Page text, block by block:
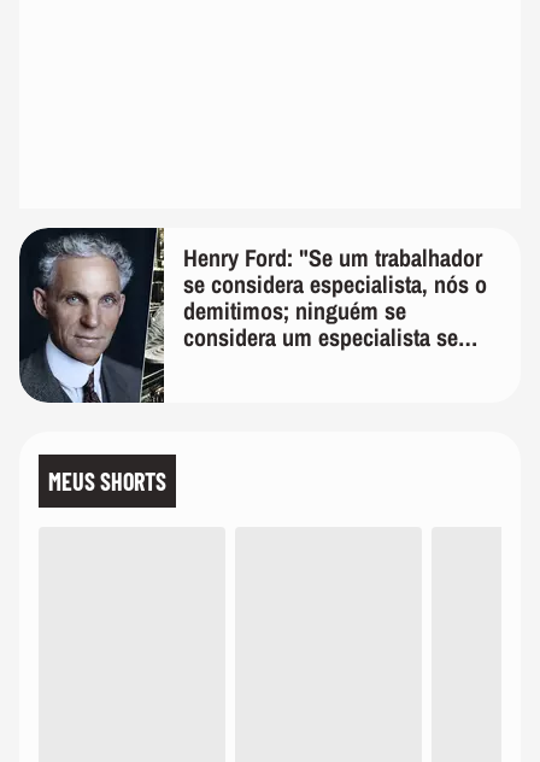
Henry Ford: "Se um trabalhador
se considera especialista, nós o
demitimos; ninguém se
considera um especialista se
MEUS SHORTS